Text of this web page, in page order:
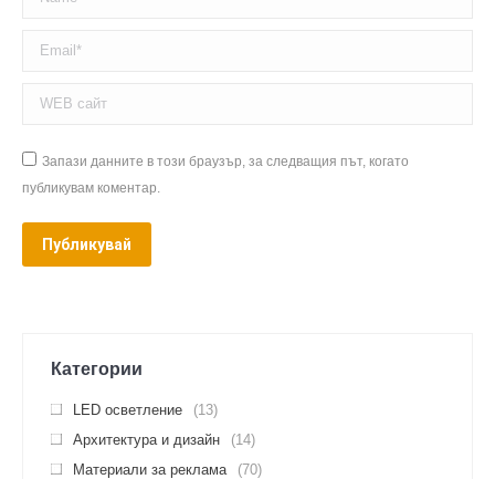
Email *
WEB сайт
Запази данните в този браузър, за следващия път, когато
публикувам коментар.
Публикувай
Категории
LED осветление
(13)
Архитектура и дизайн
(14)
Материали за реклама
(70)